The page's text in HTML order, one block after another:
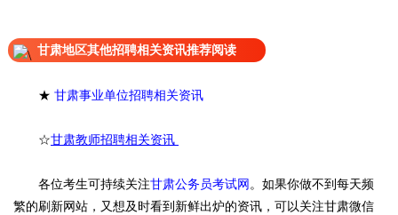
甘肃地区其他招聘相关资讯推荐阅读
★ 甘肃事业单位招聘相关资讯
☆甘肃教师招聘相关资讯
各位考生可持续关注甘肃公务员考试网 。 如果你做不到每天频
繁的刷新网站，又想及时看到新鲜出炉的资讯，可以关注甘肃微信